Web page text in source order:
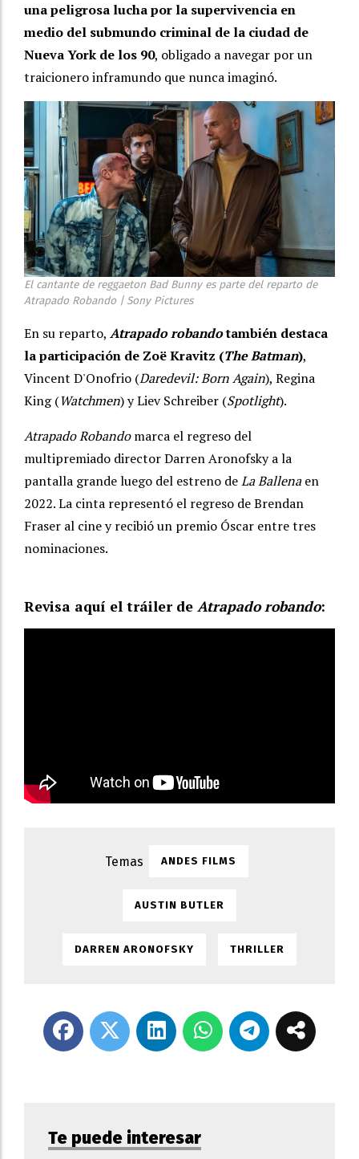
una peligrosa lucha por la supervivencia en
medio del submundo criminal de la ciudad de
Nueva York de los 90, obligado a navegar por un
traicionero inframundo que nunca imaginó.
El cantante de reggaeton Bad Bunny es parte del reparto de
Atrapado Robando | Sony Pictures
En su reparto, Atrapado robandotambién destaca
la participación de Zoë Kravitz (The Batman),
Vincent D'Onofrio (Daredevil: Born Again), Regina
King (Watchmen) y Liev Schreiber (Spotlight).
Atrapado Robandomarca el regreso del
multipremiado director Darren Aronofsky a la
pantalla grande luego del estreno deLa Ballenaen
2022. La cinta representó el regreso de Brendan
Fraser al cine y recibió un premio Óscar entre tres
nominaciones.
Revisa aquí el tráiler de Atrapado robando:
ANDES FILMS
AUSTIN BUTLER
DARREN ARONOFSKY THRILLER
Te puede interesar